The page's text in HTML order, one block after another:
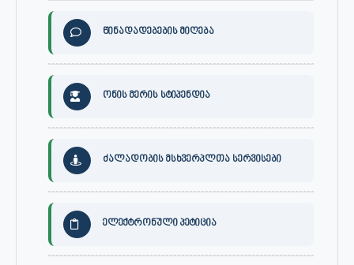
წინადადებების მიღება
ონის მერის სტიპენდია
ძალადობის მსხვერპლთა სერვისები
ელექტრონული პეტიცია